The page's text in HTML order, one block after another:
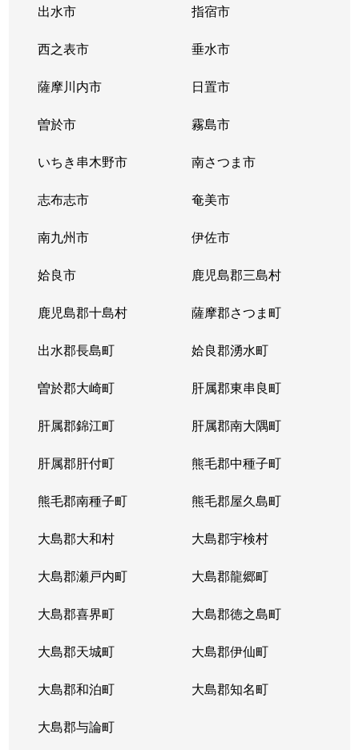
出水市 指宿市
西之表市 垂水市
薩摩川内市 日置市
曽於市 霧島市
いちき串木野市 南さつま市
志布志市 奄美市
南九州市 伊佐市
姶良市 鹿児島郡三島村
鹿児島郡十島村 薩摩郡さつま町
出水郡長島町 姶良郡湧水町
曽於郡大崎町 肝属郡東串良町
肝属郡錦江町 肝属郡南大隅町
肝属郡肝付町 熊毛郡中種子町
熊毛郡南種子町 熊毛郡屋久島町
大島郡大和村 大島郡宇検村
大島郡瀬戸内町 大島郡龍郷町
大島郡喜界町 大島郡徳之島町
大島郡天城町 大島郡伊仙町
大島郡和泊町 大島郡知名町
大島郡与論町